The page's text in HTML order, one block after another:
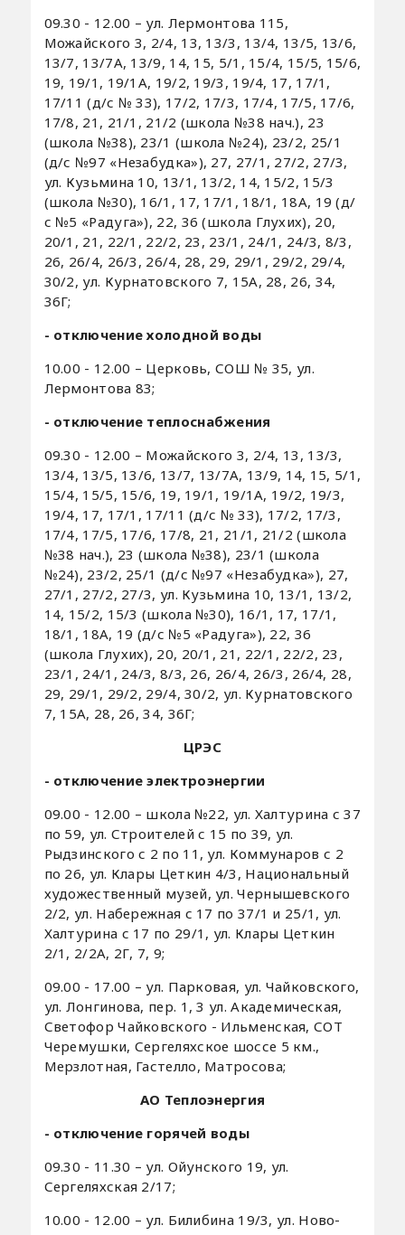
09.30 - 12.00 – ул. Лермонтова 115,
Можайского 3, 2/4, 13, 13/3, 13/4, 13/5, 13/6,
13/7, 13/7А, 13/9, 14, 15, 5/1, 15/4, 15/5, 15/6,
19, 19/1, 19/1А, 19/2, 19/3, 19/4, 17, 17/1,
17/11 (д/с № 33), 17/2, 17/3, 17/4, 17/5, 17/6,
17/8, 21, 21/1, 21/2 (школа №38 нач.), 23
(школа №38), 23/1 (школа №24), 23/2, 25/1
(д/с №97 «Незабудка»), 27, 27/1, 27/2, 27/3,
ул. Кузьмина 10, 13/1, 13/2, 14, 15/2, 15/3
(школа №30), 16/1, 17, 17/1, 18/1, 18А, 19 (д/
с №5 «Радуга»), 22, 36 (школа Глухих), 20,
20/1, 21, 22/1, 22/2, 23, 23/1, 24/1, 24/3, 8/3,
26, 26/4, 26/3, 26/4, 28, 29, 29/1, 29/2, 29/4,
30/2, ул. Курнатовского 7, 15А, 28, 26, 34,
36Г;
- отключение холодной воды
10.00 - 12.00 – Церковь, СОШ № 35, ул.
Лермонтова 83;
- отключение теплоснабжения
09.30 - 12.00 – Можайского 3, 2/4, 13, 13/3,
13/4, 13/5, 13/6, 13/7, 13/7А, 13/9, 14, 15, 5/1,
15/4, 15/5, 15/6, 19, 19/1, 19/1А, 19/2, 19/3,
19/4, 17, 17/1, 17/11 (д/с № 33), 17/2, 17/3,
17/4, 17/5, 17/6, 17/8, 21, 21/1, 21/2 (школа
№38 нач.), 23 (школа №38), 23/1 (школа
№24), 23/2, 25/1 (д/с №97 «Незабудка»), 27,
27/1, 27/2, 27/3, ул. Кузьмина 10, 13/1, 13/2,
14, 15/2, 15/3 (школа №30), 16/1, 17, 17/1,
18/1, 18А, 19 (д/с №5 «Радуга»), 22, 36
(школа Глухих), 20, 20/1, 21, 22/1, 22/2, 23,
23/1, 24/1, 24/3, 8/3, 26, 26/4, 26/3, 26/4, 28,
29, 29/1, 29/2, 29/4, 30/2, ул. Курнатовского
7, 15А, 28, 26, 34, 36Г;
ЦРЭС
- отключение электроэнергии
09.00 - 12.00 – школа №22, ул. Халтурина с 37
по 59, ул. Строителей с 15 по 39, ул.
Рыдзинского с 2 по 11, ул. Коммунаров с 2
по 26, ул. Клары Цеткин 4/3, Национальный
художественный музей, ул. Чернышевского
2/2, ул. Набережная с 17 по 37/1 и 25/1, ул.
Халтурина с 17 по 29/1, ул. Клары Цеткин
2/1, 2/2А, 2Г, 7, 9;
09.00 - 17.00 – ул. Парковая, ул. Чайковского,
ул. Лонгинова, пер. 1, 3 ул. Академическая,
Светофор Чайковского - Ильменская, СОТ
Черемушки, Сергеляхское шоссе 5 км.,
Мерзлотная, Гастелло, Матросова;
АО Теплоэнергия
- отключение горячей воды
09.30 - 11.30 – ул. Ойунского 19, ул.
Сергеляхская 2/17;
10.00 - 12.00 – ул. Билибина 19/3, ул. Ново-